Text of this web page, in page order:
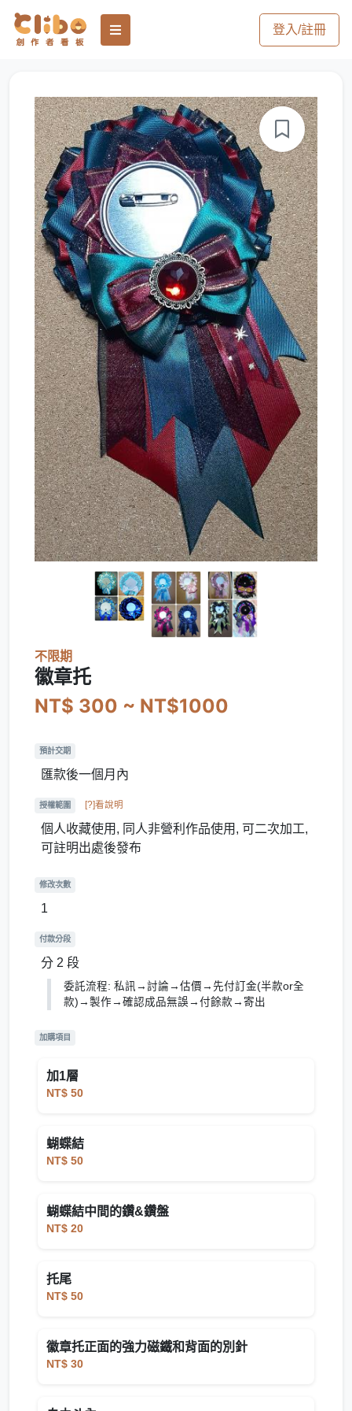
登入/註冊
不限期
徽章托
NT$ 300 ~ NT$1000
預計交期
匯款後一個月內
授權範圍 [?]看說明
個人收藏使用, 同人非營利作品使用, 可二次加工,
可註明出處後發布
修改次數
1
付款分段
分 2 段
委託流程: 私訊→討論→估價→先付訂金(半款or全
款)→製作→確認成品無誤→付餘款→寄出
加購項目
加1層
NT$ 50
蝴蝶結
NT$ 50
蝴蝶結中間的鑽&鑽盤
NT$ 20
托尾
NT$ 50
徽章托正面的強力磁鐵和背面的別針
NT$ 30